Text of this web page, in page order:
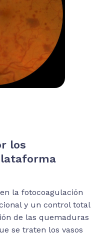
los
la fotocoagulación
y un control total
de las quemaduras
se traten los vasos